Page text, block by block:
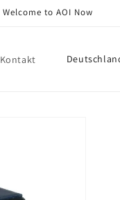
Welcome to AOI Now
Kontakt